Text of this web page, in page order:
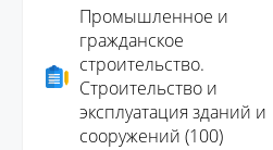
Промышленное и
гражданское
строительство.
Строительство и
эксплуатация зданий и
сооружений (100)